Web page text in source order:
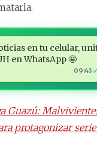
en tu celular,
en WhatsApp 🤩
09:43
Guazú:
protagonizar